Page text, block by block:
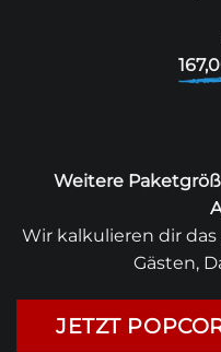
Weitere
Wir kalkulieren dir
Gästen,
JETZT